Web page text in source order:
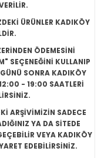
ÜRÜNLER KADIKÖY
ÖDEMESİNİ
SEÇENEĞİNİ KULLANIP
SONRA KADIKÖY
- 19:00 SAATLERİ
ARŞİVİMİZİN SADECE
YA DA SİTEDE
VEYA KADIKÖY
EDEBİLİRSİNİZ.